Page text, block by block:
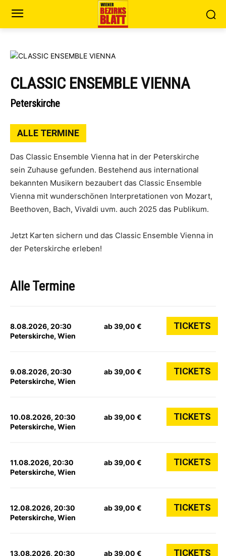
CLASSIC ENSEMBLE VIENNA
Peterskirche
ALLE TERMINE
Das Classic Ensemble Vienna hat in der Peterskirche
sein Zuhause gefunden. Bestehend aus international
bekannten Musikern bezaubert das Classic Ensemble
Vienna mit wunderschönen Interpretationen von Mozart,
Beethoven, Bach, Vivaldi uvm. auch 2025 das Publikum.
Jetzt Karten sichern und das Classic Ensemble Vienna in
der Peterskirche erleben!
Alle Termine
8.08.2026, 20:30
Peterskirche, Wien
ab 39,00 € TICKETS
9.08.2026, 20:30
Peterskirche, Wien
ab 39,00 € TICKETS
10.08.2026, 20:30
Peterskirche, Wien
ab 39,00 € TICKETS
11.08.2026, 20:30
Peterskirche, Wien
ab 39,00 € TICKETS
12.08.2026, 20:30
Peterskirche, Wien
ab 39,00 € TICKETS
13.08.2026, 20:30
ab 39,00 € TICKETS